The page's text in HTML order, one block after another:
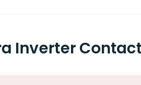
Inverter